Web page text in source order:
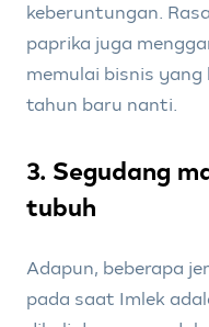
keberuntungan.
paprika juga
memulai bisnis
tahun baru nanti.
3. Segudang
tubuh
Adapun, beberapa
pada saat Imlek